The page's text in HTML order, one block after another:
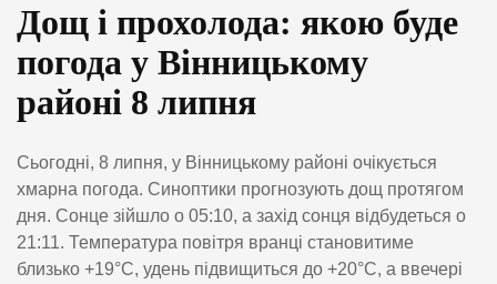
Дощ і прохолода: якою буде
погода у Вінницькому
районі 8 липня
Сьогодні, 8 липня, у Вінницькому районі очікується
хмарна погода. Синоптики прогнозують дощ протягом
дня. Сонце зійшло о 05:10, а захід сонця відбудеться о
21:11. Температура повітря вранці становитиме
близько +19°C, удень підвищиться до +20°C, а ввечері